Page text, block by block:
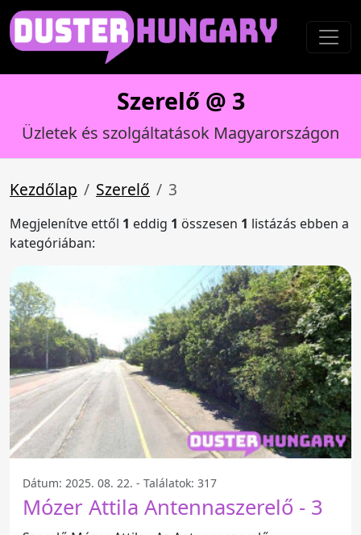
Szerelő @ 3
Üzletek és szolgáltatások Magyarországon
Kezdőlap Szerelő 3
Megjelenítve ettől 1 eddig 1 összesen 1 listázás ebben a
kategóriában:
Dátum: 2025. 08. 22. - Találatok: 317
Mózer Attila Antennaszerelő - 3